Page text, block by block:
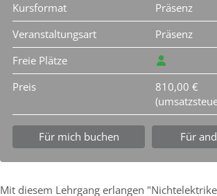
Kursformat
Präsenz
Veranstaltungsart
Präsenz
Freie Plätze
Preis
810,00 €
Für mich buchen Für
Mit diesem Lehrgang erlangen